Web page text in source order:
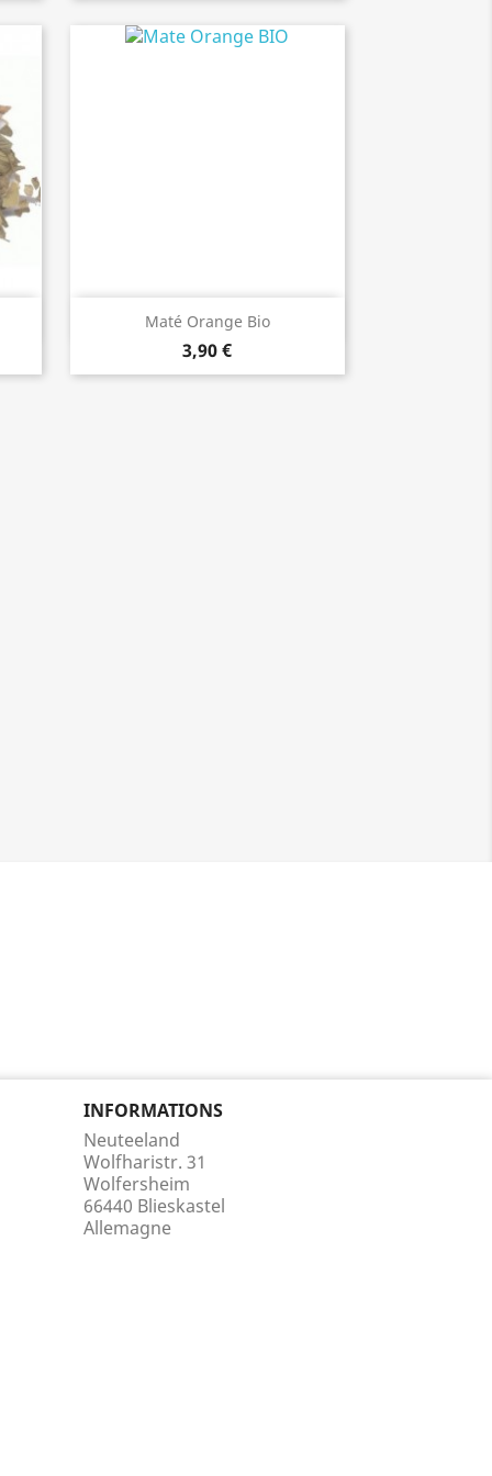
Maté Orange Bio
3,90 €
Aperçu rapide
INFORMATIONS
Neuteeland
Wolfharistr. 31
Wolfersheim
66440 Blieskastel
Allemagne